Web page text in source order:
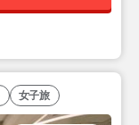
女子旅